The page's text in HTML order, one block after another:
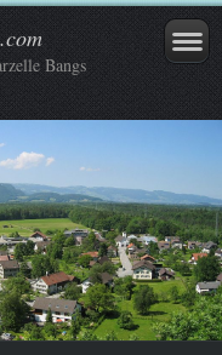
Bangs